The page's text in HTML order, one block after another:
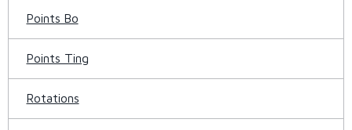
Points Bo
Points Ting
Rotations